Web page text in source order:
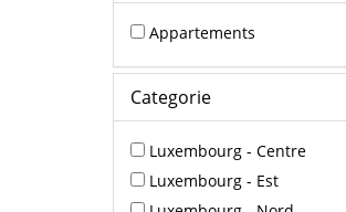
Appartements
Categorie
Luxembourg - Centre
Luxembourg - Est